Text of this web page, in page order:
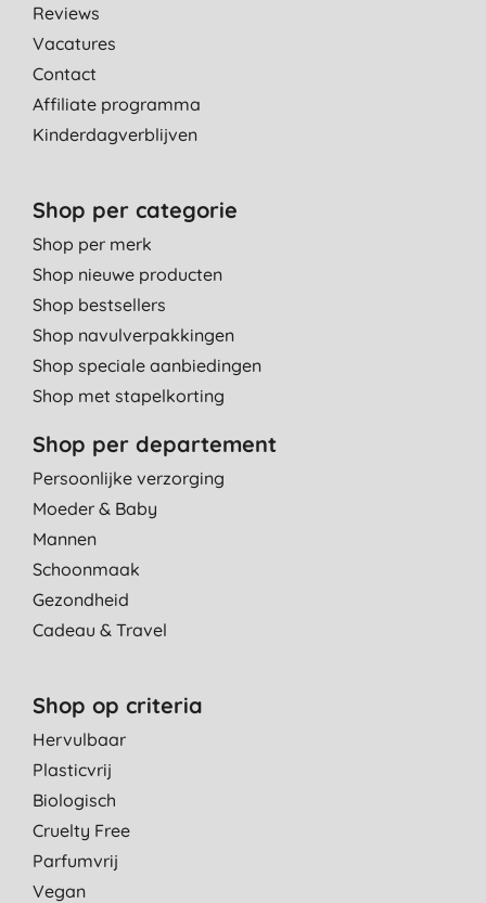
Reviews
Vacatures
Contact
Affiliate programma
Kinderdagverblijven
Shop per categorie
Shop per merk
Shop nieuwe producten
Shop bestsellers
Shop navulverpakkingen
Shop speciale aanbiedingen
Shop met stapelkorting
Shop per departement
Persoonlijke verzorging
Moeder & Baby
Mannen
Schoonmaak
Gezondheid
Cadeau & Travel
Shop op criteria
Hervulbaar
Plasticvrij
Biologisch
Cruelty Free
Parfumvrij
Vegan